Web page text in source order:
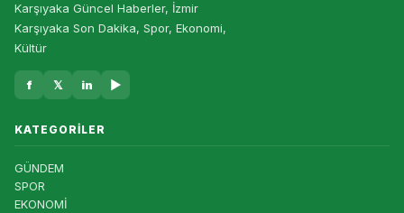
Karşıyaka Güncel Haberler, İzmir
Karşıyaka Son Dakika, Spor, Ekonomi,
Kültür
f 𝕏 in ▶
KATEGORILER
GÜNDEM
SPOR
EKONOMİ